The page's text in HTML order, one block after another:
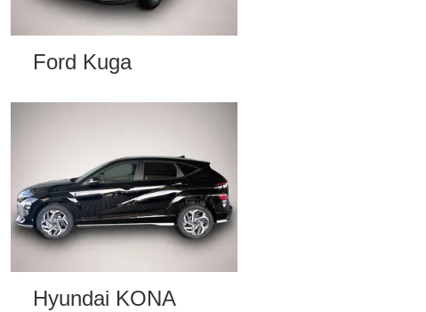
Ford Kuga
Hyundai KONA